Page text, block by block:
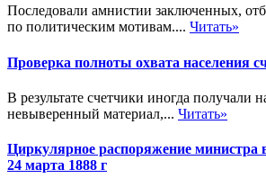
Последовали амнистии заключенных,
по политическим мотивам.... Читать»
Проверка полноты охвата населения
В результате счетчики иногда получали
невыверенный материал,... Читать»
Циркулярное распоряжение министра
24 марта 1888 г